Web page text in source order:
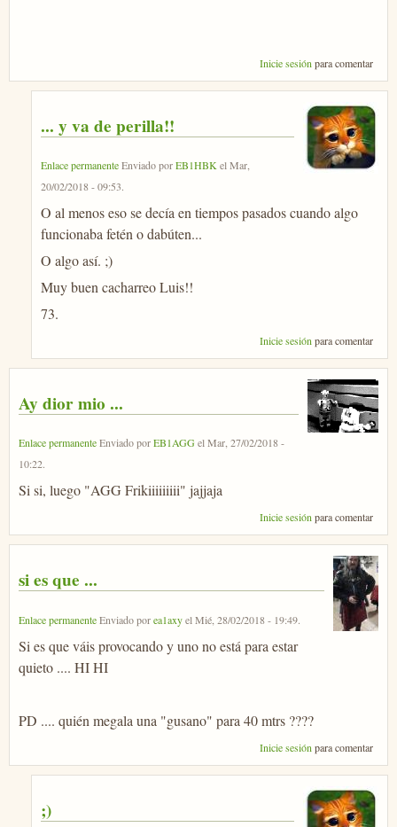
Inicie sesión para comentar
... y va de perilla!!
Enlace permanenteEnviado porEB1HBK elMar,
20/02/2018 - 09:53.
O al menos eso se decía en tiempos pasados cuando algo
funcionaba fetén o dabúten...
O algo así. ;)
Muy buen cacharreo Luis!!
73.
Inicie sesión para comentar
Ay dior mio ...
Enlace permanenteEnviado porEB1AGG elMar, 27/02/2018 -
10:22.
Si si, luego "AGG Frikiiiiiiiii" jajjaja
Inicie sesiónpara comentar
si es que ...
Enlace permanenteEnviado porea1axyelMié, 28/02/2018 - 19:49.
Si es que váis provocando y uno no está para estar
quieto .... HI HI
PD .... quién megala una "gusano" para 40 mtrs ????
Inicie sesión para comentar
;)